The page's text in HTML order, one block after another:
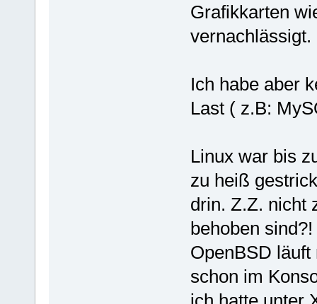
Grafikkarten
vernachlässigt.
Ich habe aber
Last ( z.B:
Linux war bis
zu heiß
drin. Z.Z. nicht
behoben sind?!
OpenBSD
schon im